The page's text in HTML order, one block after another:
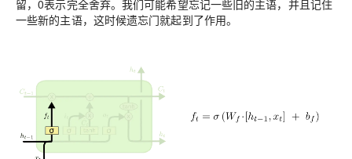
留，0表示完全舍弃。我们可能希望忘记一些旧的主语，并且记住
一些新的主语，这时候遗忘门就起到了作用。